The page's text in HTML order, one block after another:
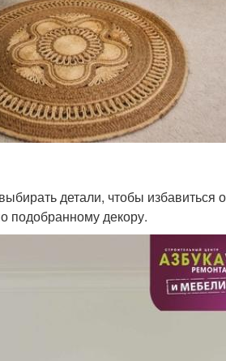
детали, чтобы
подобранному декору.